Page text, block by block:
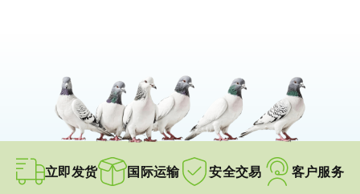
立即发货 国际运输 安全交易 客户服务